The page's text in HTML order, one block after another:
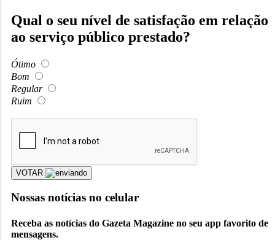
Qual o seu nível de satisfação em relação
ao serviço público prestado?
Ótimo
Bom
Regular
Ruim
VOTAR
Nossas notícias no celular
Receba as notícias do Gazeta Magazine no seu app favorito de
mensagens.